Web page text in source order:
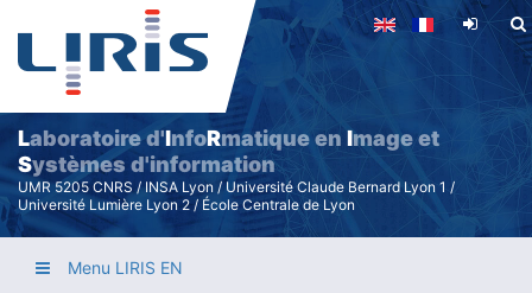
Skip
main
content
Laboratoire d'InfoRmatique en Image et
Systèmes d'information
UMR 5205 CNRS / INSA Lyon / Université Claude Bernard Lyon 1 /
Université Lumière Lyon 2 / École Centrale de Lyon
Menu LIRIS EN